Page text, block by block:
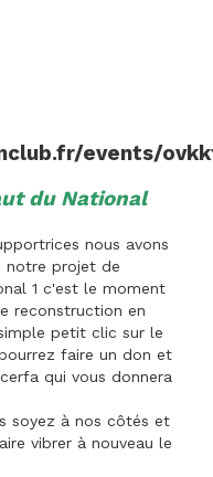
events/
du National
nous avons
notre projet de
1 c'est le moment
reconstruction en
petit clic sur le
faire un don et
qui vous donnera
soyez à nos côtés et
vibrer à nouveau le